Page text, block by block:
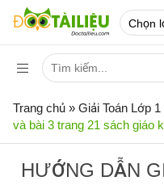
Trang chủ » Giải Toán Lớp 1
và bài 3 trang 21 sách giáo
HƯỚNG DẪN